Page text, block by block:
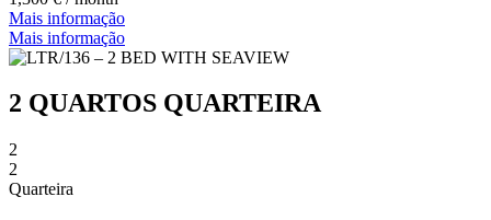
Mais informação
Mais informação
2 QUARTOS QUARTEIRA
2
2
Quarteira